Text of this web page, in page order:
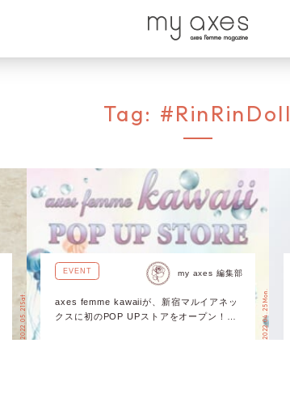
Tag: #RinRinDoll
2022.05.21 Sat.
EVENT
axes femme kawaiiが、新宿マルイアネッ
クスに初のPOP UPストアをオープン！
my axes 編集部
2022.04.25 Mon.